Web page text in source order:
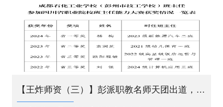
【王炸师资（三）】彭派职教名师天团出道，手把手带你成长！